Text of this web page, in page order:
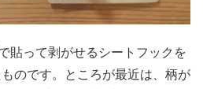
貼って剥がせるシートフックを
のです。ところが最近は、柄が